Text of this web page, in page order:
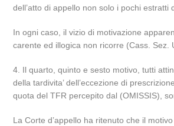
dell’atto di appello non solo i pochi estratti
In ogni caso, il vizio di motivazione
carente ed illogica non ricorre (Cass. Sez.
4. Il quarto, quinto e sesto motivo, tutti
della tardivita’ dell’eccezione di
quota del TFR percepito dal (OMISSIS),
La Corte d’appello ha ritenuto che il